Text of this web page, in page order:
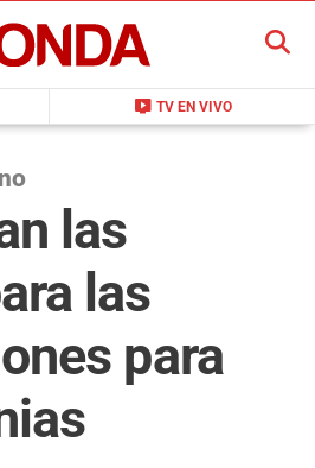
live_tv TV EN VIVO
BUSCAR
las
las
para